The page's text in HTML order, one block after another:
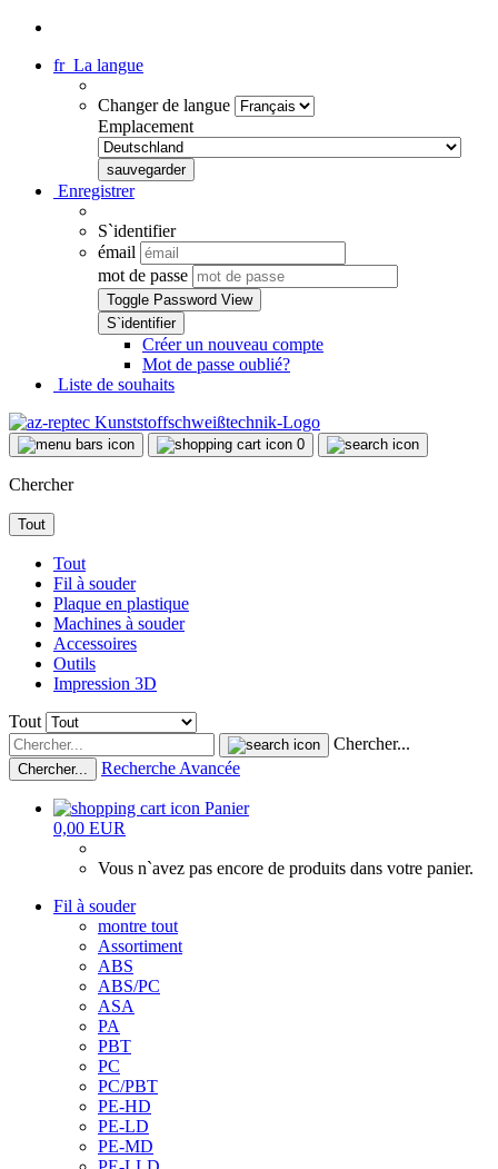
fr La langue
Changer de langue
Emplacement
Enregistrer
S`identifier
émail
mot de passe
Toggle Password View
Créer un nouveau compte
Mot de passe oublié?
Liste de souhaits
0
Chercher
Tout
Tout
Fil à souder
Plaque en plastique
Machines à souder
Accessoires
Outils
Impression 3D
Tout
Chercher...
Chercher... Recherche Avancée
Panier
0,00 EUR
Vous n`avez pas encore de produits dans votre panier.
Fil à souder
montre tout
Assortiment
ABS
ABS/PC
ASA
PA
PBT
PC
PC/PBT
PE-HD
PE-LD
PE-MD